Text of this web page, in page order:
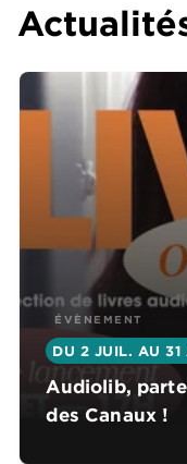
ÉVÈNEMENT
DU 2 JUIL. AU
Audiolib,
des Canaux !